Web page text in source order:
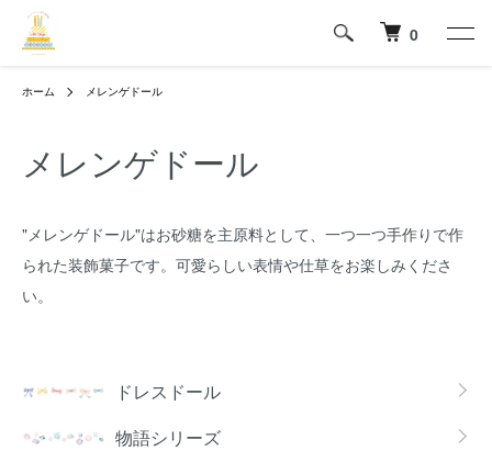
0
ホーム メレンゲドール
メレンゲドール
"メレンゲドール"はお砂糖を主原料として、一つ一つ手作りで作
られた装飾菓子です。可愛らしい表情や仕草をお楽しみくださ
い。
カテゴリー一覧ドレスドール
物語シリーズ